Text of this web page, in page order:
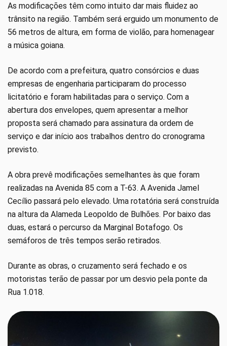
As modificações têm como intuito dar mais fluidez ao
trânsito na região. Também será erguido um monumento de
56 metros de altura, em forma de violão, para homenagear
a música goiana.
De acordo com a prefeitura, quatro consórcios e duas
empresas de engenharia participaram do processo
licitatório e foram habilitadas para o serviço. Com a
abertura dos envelopes, quem apresentar a melhor
proposta será chamado para assinatura da ordem de
serviço e dar início aos trabalhos dentro do cronograma
previsto.
A obra prevê modificações semelhantes às que foram
realizadas na Avenida 85 com a T-63. A Avenida Jamel
Cecílio passará pelo elevado. Uma rotatória será construída
na altura da Alameda Leopoldo de Bulhões. Por baixo das
duas, estará o percurso da Marginal Botafogo. Os
semáforos de três tempos serão retirados.
Durante as obras, o cruzamento será fechado e os
motoristas terão de passar por um desvio pela ponte da
Rua 1.018.